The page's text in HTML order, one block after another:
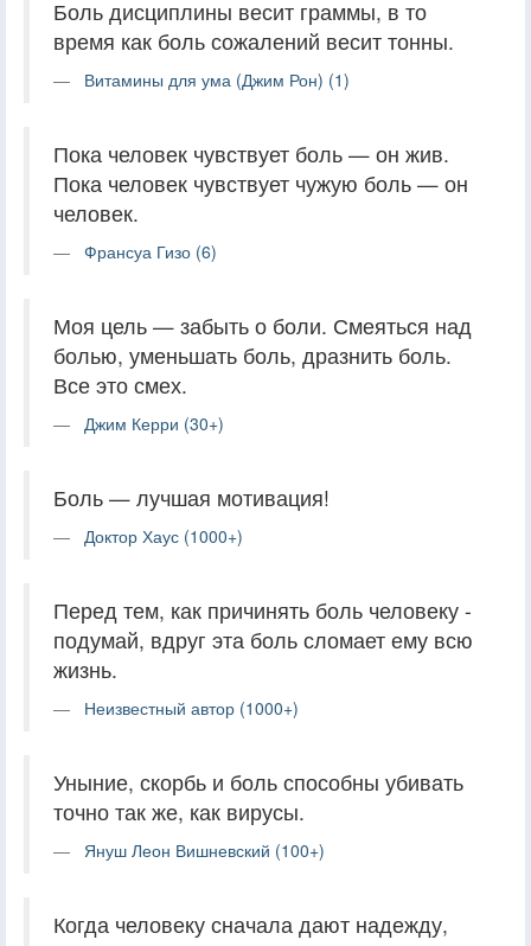
Боль дисциплины весит граммы, в то
время как боль сожалений весит тонны.
Витамины для ума (Джим Рон) (1)
Пока человек чувствует боль — он жив.
Пока человек чувствует чужую боль — он
человек.
Франсуа Гизо (6)
Моя цель — забыть о боли. Смеяться над
болью, уменьшать боль, дразнить боль.
Все это смех.
Джим Керри (30+)
Боль — лучшая мотивация!
Доктор Хаус (1000+)
Перед тем, как причинять боль человеку -
подумай, вдруг эта боль сломает ему всю
жизнь.
Неизвестный автор (1000+)
Уныние, скорбь и боль способны убивать
точно так же, как вирусы.
Януш Леон Вишневский (100+)
Когда человеку сначала дают надежду,